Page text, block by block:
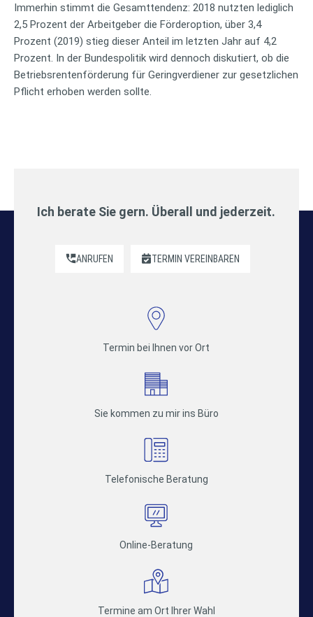
Immerhin stimmt die Gesamttendenz: 2018 nutzten lediglich
2,5 Prozent der Arbeitgeber die Förderoption, über 3,4
Prozent (2019) stieg dieser Anteil im letzten Jahr auf 4,2
Prozent. In der Bundespolitik wird dennoch diskutiert, ob die
Betriebsrentenförderung für Geringverdiener zur gesetzlichen
Pflicht erhoben werden sollte.
Ich berate Sie gern. Überall und jederzeit.
ANRUFEN TERMIN VEREINBAREN
Termin bei Ihnen vor Ort
Sie kommen zu mir ins Büro
Telefonische Beratung
Online-Beratung
Termine am Ort Ihrer Wahl